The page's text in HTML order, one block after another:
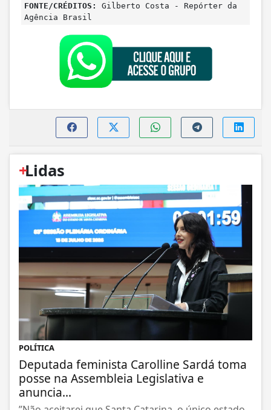
FONTE/CRÉDITOS:
Gilberto Costa - Repórter da
Agência Brasil
+
Lidas
POLÍTICA
Deputada feminista Carolline Sardá toma
posse na Assembleia Legislativa e
anuncia...